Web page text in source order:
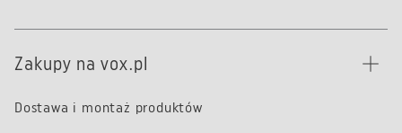
Zakupy na vox.pl
Dostawa i montaż produktów